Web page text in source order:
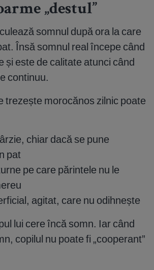
„destul”
somnul după ora la care
Însă somnul real începe când
și este de calitate atunci când
continuu.
trezește morocănos zilnic poate
chiar dacă se pune
pat
pe care părintele nu le
agitat, care nu odihnește
lui cere încă somn. Iar când
copilul nu poate fi „cooperant”